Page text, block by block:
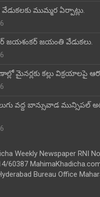
ముమ్మర ఏర్పాట్లు.
జయశంకర్ జయంతి వేడుకలు.
మైనర్లకు కల్లు విక్రయాలపై
వద్ద బాన్సువాడ మున్సిపల్
Weekly Newspaper RNI
60387
Bureau Office